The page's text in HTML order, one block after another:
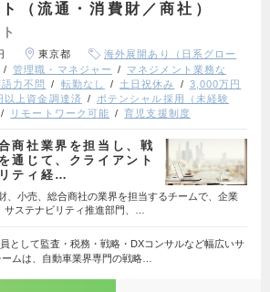
（流通・消費財／商社）
東京都
海外展開あり（日系グロー
管理職・マネジャー
マネジメント業務な
力不問 転勤なし 土日祝休み
3,000万円
以上資金調達済
ポテンシャル採用（未経験
リモートワーク可能 育児支援制度
商社業界を担当し、戦
通じて、クライアント
ティ経…
、小売、総合商社の業界を担当するチームで、企業
ステナビリティ推進部門、…
として監査・税務・戦略・DXコンサルなど幅広いサ
ムは、自動車業界専門の戦略…